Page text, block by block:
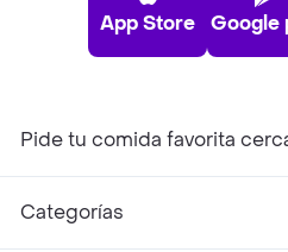
App Store Google
Pide tu comida favorita
Categorías